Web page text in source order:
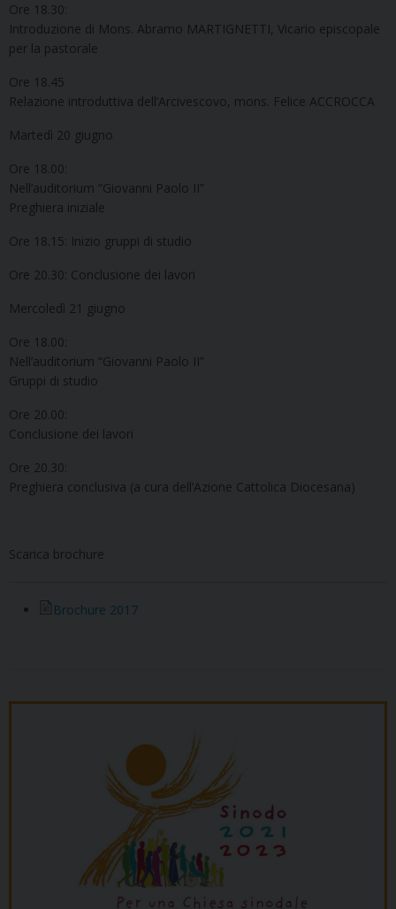
Ore 18.30:
Introduzione di Mons. Abramo MARTIGNETTI, Vicario episcopale
per la pastorale
Ore 18.45
Relazione introduttiva dell’Arcivescovo, mons. Felice ACCROCCA
Martedì 20 giugno
Ore 18.00:
Nell’auditorium “Giovanni Paolo II”
Preghiera iniziale
Ore 18.15: Inizio gruppi di studio
Ore 20.30: Conclusione dei lavori
Mercoledì 21 giugno
Ore 18.00:
Nell’auditorium “Giovanni Paolo II”
Gruppi di studio
Ore 20.00:
Conclusione dei lavori
Ore 20.30:
Preghiera conclusiva (a cura dell’Azione Cattolica Diocesana)
Scarica brochure
Brochure 2017